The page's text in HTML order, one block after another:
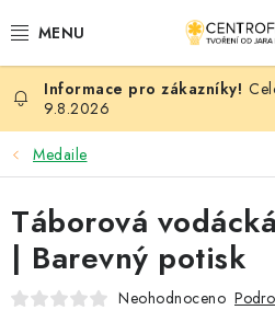
na
SEZÓNNÍ TVOŘENÍ
DŘEVĚNÉ VÝROBKY
MEDAILE
PLACKY A MAGNETKY
9.8.2026
Medaile
Táborová
| Barevný potisk
Neohodnoceno